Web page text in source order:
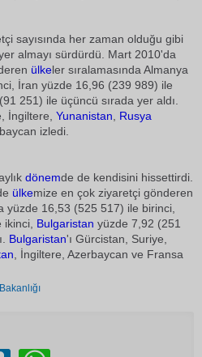
sayısında her zaman olduğu gibi
almayı sürdürdü. Mart 2010'da
ülkeler sıralamasında Almanya
İran yüzde 16,96 (239 989) ile
251) ile üçüncü sırada yer aldı.
İngiltere, Yunanistan
Rusya
izledi.
dönemde de kendisini hissettirdi.
ülkemize en çok ziyaretçi gönderen
yüzde 16,53 (525 517) ile birinci,
Bulgaristan yüzde 7,92 (251
Bulgaristan'ı Gürcistan, Suriye,
, İngiltere, Azerbaycan ve Fransa